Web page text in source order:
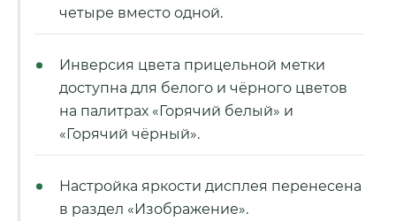
четыре вместо одной.
Инверсия цвета прицельной метки
доступна для белого и чёрного цветов
на палитрах «Горячий белый» и
«Горячий чёрный».
Настройка яркости дисплея перенесена
в раздел «Изображение».